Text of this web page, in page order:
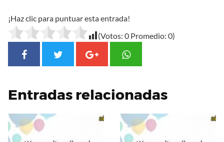
¡Haz clic para puntuar esta entrada!
(Votos: 0 Promedio: 0)
Entradas relacionadas